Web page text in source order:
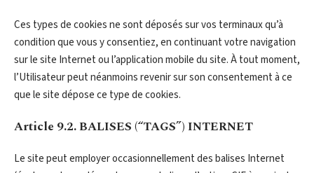
Ces types de cookies ne sont déposés sur vos terminaux qu’à
condition que vous y consentiez, en continuant votre navigation
sur le site Internet ou l’application mobile du site. À tout moment,
l’Utilisateur peut néanmoins revenir sur son consentement à ce
que le site dépose ce type de cookies.
Article 9.2. BALISES (“TAGS”) INTERNET
Le site peut employer occasionnellement des balises Internet